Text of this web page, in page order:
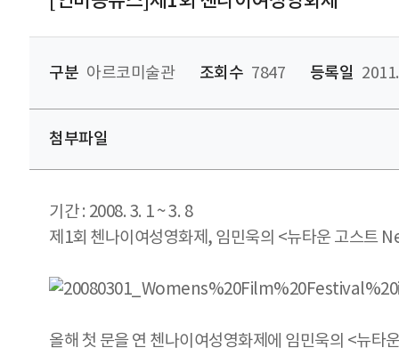
구분 아르코미술관 조회수 7847 등록일
첨부파일
기간 : 2008. 3. 1 ~ 3. 8
제1회 첸나이여성영화제, 임민욱의 <뉴타운 고스트
올해 첫 문을 연 첸나이여성영화제에 임민욱의 <뉴